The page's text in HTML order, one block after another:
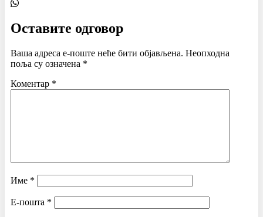
Оставите одговор
Ваша адреса е-поште неће бити објављена. Неопходна
поља су означена *
Коментар *
Име *
Е-пошта *